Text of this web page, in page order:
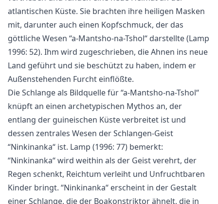
atlantischen Küste. Sie brachten ihre heiligen Masken
mit, darunter auch einen Kopfschmuck, der das
göttliche Wesen “a-Mantsho-na-Tshol“ darstellte (Lamp
1996: 52). Ihm wird zugeschrieben, die Ahnen ins neue
Land geführt und sie beschützt zu haben, indem er
Außenstehenden Furcht einflößte.
Die Schlange als Bildquelle für “a-Mantsho-na-Tshol“
knüpft an einen archetypischen Mythos an, der
entlang der guineischen Küste verbreitet ist und
dessen zentrales Wesen der Schlangen-Geist
“Ninkinanka“ ist. Lamp (1996: 77) bemerkt:
“Ninkinanka“ wird weithin als der Geist verehrt, der
Regen schenkt, Reichtum verleiht und Unfruchtbaren
Kinder bringt. “Ninkinanka“ erscheint in der Gestalt
einer Schlange, die der Boakonstriktor ähnelt, die in